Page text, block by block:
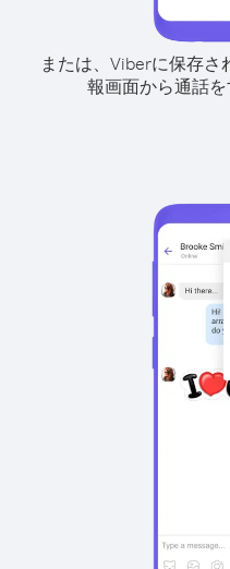
または、Viberに保存
報画面から通話を